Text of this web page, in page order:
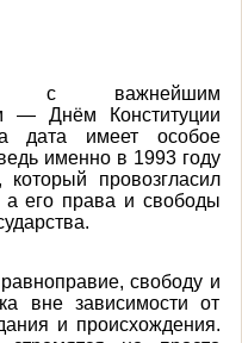
с важнейшим
— Днём Конституции
дата имеет особое
именно в 1993 году
провозгласил
а его права и свободы
свободу и
вне зависимости от
и происхождения.